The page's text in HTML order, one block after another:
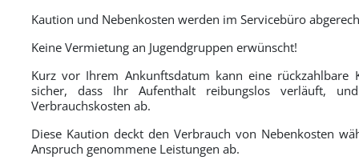
Kaution und Nebenkosten werden im Servicebüro
Keine Vermietung an Jugendgruppen erwünscht!
Kurz vor Ihrem Ankunftsdatum kann eine
sicher, dass Ihr Aufenthalt reibungslos verläuft,
Verbrauchskosten ab.
Diese Kaution deckt den Verbrauch von Nebenkosten
Anspruch genommene Leistungen ab.